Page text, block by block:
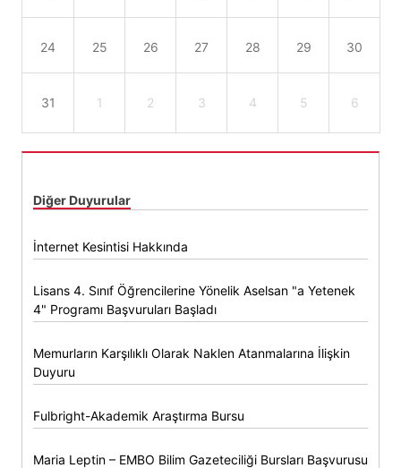
24 25 26 27 28 29 30
31 1 2 3 4 5 6
Diğer Duyurular
İnternet Kesintisi Hakkında
Lisans 4. Sınıf Öğrencilerine Yönelik Aselsan "a Yetenek
4" Programı Başvuruları Başladı
Memurların Karşılıklı Olarak Naklen Atanmalarına İlişkin
Duyuru
Fulbright-Akademik Araştırma Bursu
Maria Leptin – EMBO Bilim Gazeteciliği Bursları Başvurusu